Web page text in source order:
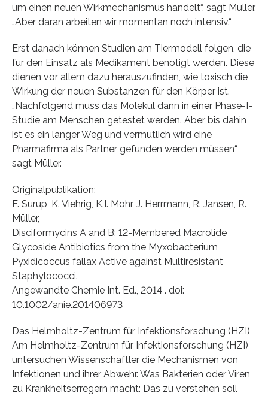
um einen neuen Wirkmechanismus handelt“, sagt Müller.
„Aber daran arbeiten wir momentan noch intensiv.“
Erst danach können Studien am Tiermodell folgen, die
für den Einsatz als Medikament benötigt werden. Diese
dienen vor allem dazu herauszufinden, wie toxisch die
Wirkung der neuen Substanzen für den Körper ist.
„Nachfolgend muss das Molekül dann in einer Phase-I-
Studie am Menschen getestet werden. Aber bis dahin
ist es ein langer Weg und vermutlich wird eine
Pharmafirma als Partner gefunden werden müssen“,
sagt Müller.
Originalpublikation:
F. Surup, K. Viehrig, K.I. Mohr, J. Herrmann, R. Jansen, R.
Müller,
Disciformycins A and B: 12-Membered Macrolide
Glycoside Antibiotics from the Myxobacterium
Pyxidicoccus fallax Active against Multiresistant
Staphylococci.
Angewandte Chemie Int. Ed., 2014 . doi:
10.1002/anie.201406973
Das Helmholtz-Zentrum für Infektionsforschung (HZI)
Am Helmholtz-Zentrum für Infektionsforschung (HZI)
untersuchen Wissenschaftler die Mechanismen von
Infektionen und ihrer Abwehr. Was Bakterien oder Viren
zu Krankheitserregern macht: Das zu verstehen soll